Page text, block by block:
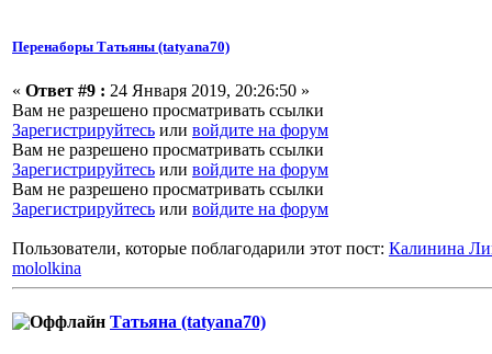
Перенаборы Татьяны (tatyana70)
« Ответ #9 : 24 Января 2019, 20:26:50 »
Вам не разрешено просматривать ссылки
Зарегистрируйтесь или войдите на форум
Вам не разрешено просматривать ссылки
Зарегистрируйтесь или войдите на форум
Вам не разрешено просматривать ссылки
Зарегистрируйтесь или войдите на форум
Пользователи, которые поблагодарили этот пост: Калинина
mololkina
Татьяна (tatyana70)